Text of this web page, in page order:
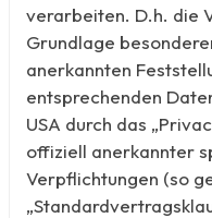
verarbeiten. D.h. die
Grundlage
anerkannten
entsprechenden
USA durch das
offiziell anerkannter
Verpflichtungen (so